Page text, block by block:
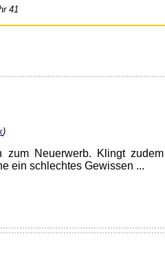
41
)
zum Neuerwerb. Klingt
ein schlechtes Gewissen ...